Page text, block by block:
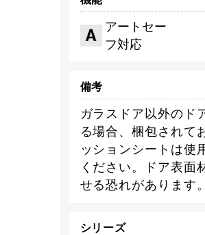
アートセー
フ対応
備考
ガラスドア以外のド
る場合、梱包されて
ッションシートは使
ください。ドア表面
せる恐れがあります。
シリーズ